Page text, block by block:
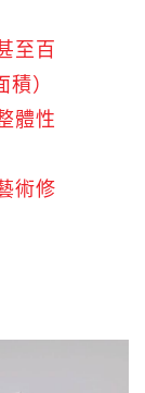
至百
）
體性
術修